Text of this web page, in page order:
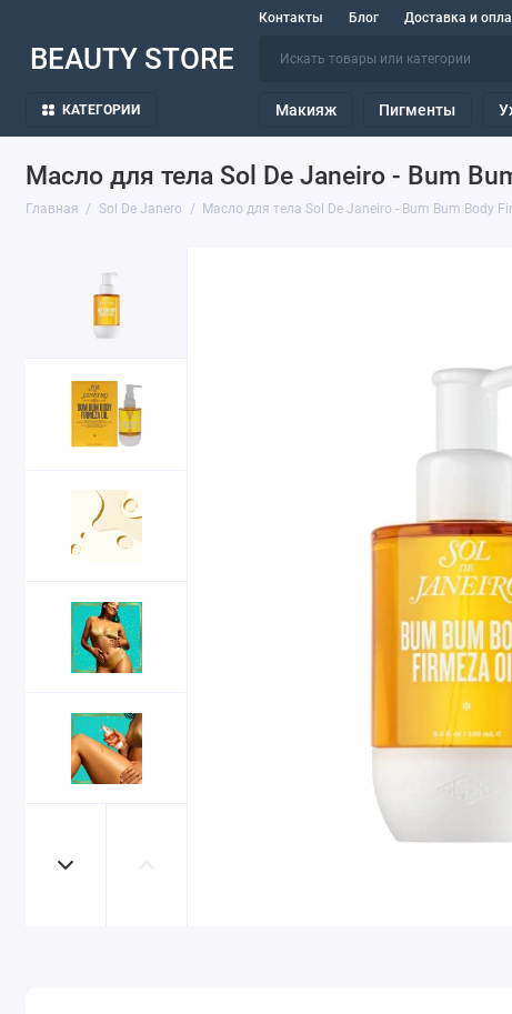
Контакты Блог Доставка и
BEAUTY STORE
КАТЕГОРИИ Макияж Пигменты
Масло для тела Sol De Janeiro - Bum
Главная Sol De Janero Масло для тела Sol De Janeiro - Bum Bum Body